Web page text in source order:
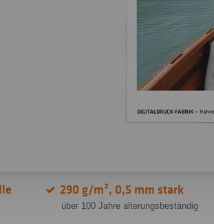
290 g/m², 0,5 mm stark
über 100 Jahre alterungsbeständig